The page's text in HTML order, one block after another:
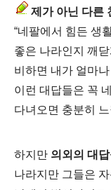
제가 아닌 다른
“네팔에서 힘든 생
좋은 나라인지 깨닫
비하면 내가 얼마
이런 대답들은 꼭
다녀오면 충분히
하지만 의외의 대
나라지만 그들은